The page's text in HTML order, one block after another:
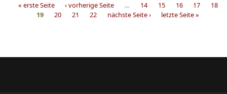
« erste Seite ‹ vorherige Seite … 14 15 16 17
18
19
20 21 22 nächste Seite › letzte Seite »